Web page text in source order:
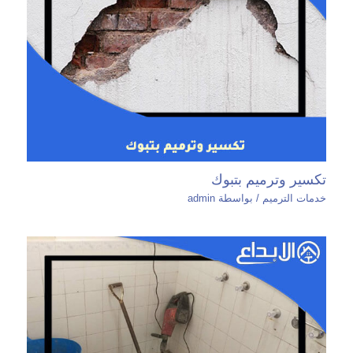
تكسير وترميم بتبوك
خدمات الترميم / بواسطة admin